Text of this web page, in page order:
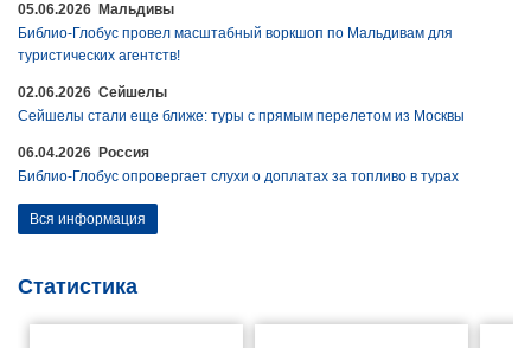
05.06.2026 Мальдивы
Библио-Глобус провел масштабный воркшоп по Мальдивам для
туристических агентств!
02.06.2026 Сейшелы
Сейшелы стали еще ближе: туры с прямым перелетом из Москвы
06.04.2026 Россия
Библио-Глобус опровергает слухи о доплатах за топливо в турах
Вся информация
Статистика